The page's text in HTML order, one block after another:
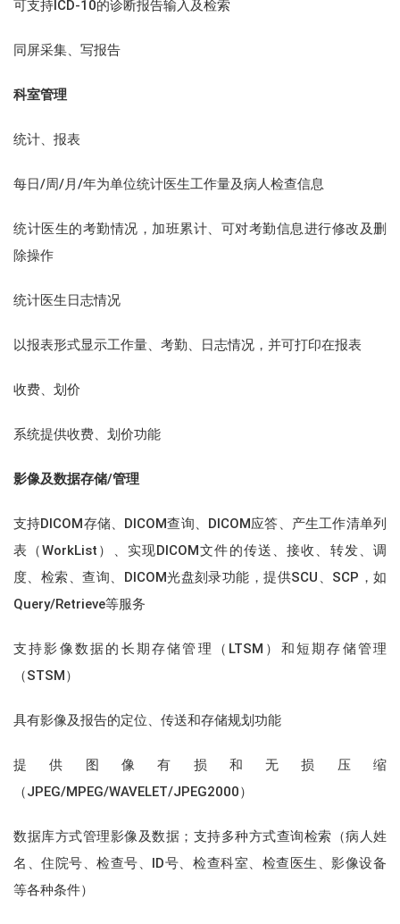
可支持ICD-10的诊断报告输入及检索
同屏采集、写报告
科室管理
统计、报表
每日/周/月/年为单位统计医生工作量及病人检查信息
统计医生的考勤情况，加班累计、可对考勤信息进行修改及删
除操作
统计医生日志情况
以报表形式显示工作量、考勤、日志情况，并可打印在报表
收费、划价
系统提供收费、划价功能
影像及数据存储/管理
支持DICOM存储、DICOM查询、DICOM应答、产生工作清单列
表（WorkList）、实现DICOM文件的传送、接收、转发、调
度、检索、查询、DICOM光盘刻录功能，提供SCU、SCP，如
Query/Retrieve等服务
支持影像数据的长期存储管理（LTSM）和短期存储管理
（STSM）
具有影像及报告的定位、传送和存储规划功能
提供图像有损和无损压缩
（JPEG/MPEG/WAVELET/JPEG2000）
数据库方式管理影像及数据；支持多种方式查询检索（病人姓
名、住院号、检查号、ID号、检查科室、检查医生、影像设备
等各种条件）